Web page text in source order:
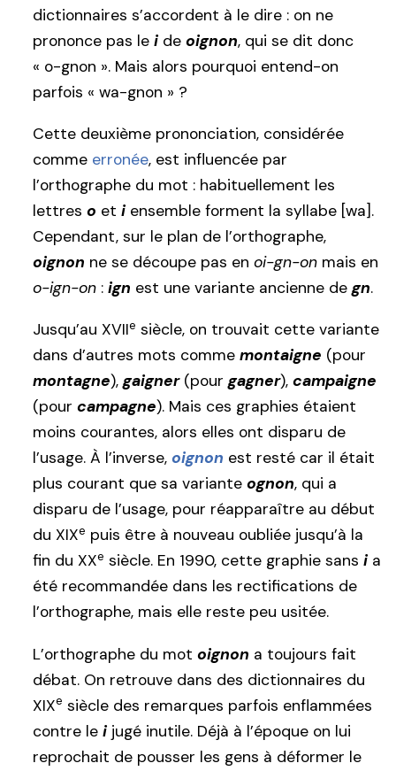
dictionnaires s’accordent à le dire : on ne
prononce pas le i de oignon, qui se dit donc
« o-gnon ». Mais alors pourquoi entend-on
parfois « wa-gnon » ?
Cette deuxième prononciation, considérée
comme erronée, est influencée par
l’orthographe du mot : habituellement les
lettres o et i ensemble forment la syllabe [wa].
Cependant, sur le plan de l’orthographe,
oignon ne se découpe pas en oi-gn-on mais en
o-ign-on : ign est une variante ancienne de gn.
Jusqu’au XVIIe siècle, on trouvait cette variante
dans d’autres mots comme montaigne (pour
montagne), gaigner(pour gagner), campaigne
(pour campagne). Mais ces graphies étaient
moins courantes, alors elles ont disparu de
l’usage. À l’inverse, oignon est resté car il était
plus courant que sa variante ognon, qui a
disparu de l’usage, pour réapparaître au début
du XIXe puis être à nouveau oubliée jusqu’à la
fin du XXe siècle. En 1990, cette graphie sans i a
été recommandée dans les rectifications de
l’orthographe, mais elle reste peu usitée.
L’orthographe du mot oignon a toujours fait
débat. On retrouve dans des dictionnaires du
XIXe siècle des remarques parfois enflammées
contre le i jugé inutile. Déjà à l’époque on lui
reprochait de pousser les gens à déformer le